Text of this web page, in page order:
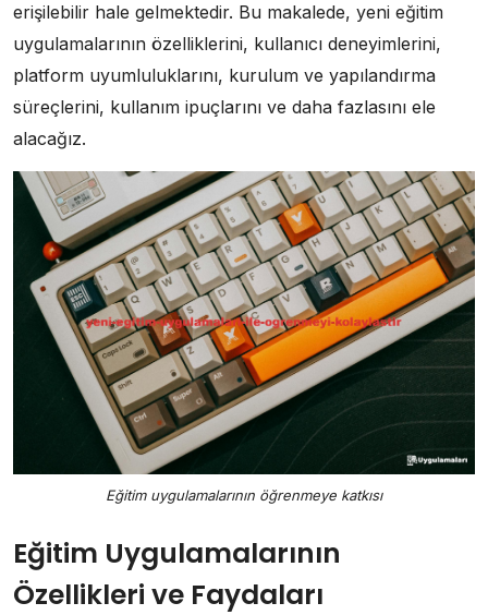
erişilebilir hale gelmektedir. Bu makalede, yeni eğitim
uygulamalarının özelliklerini, kullanıcı deneyimlerini,
platform uyumluluklarını, kurulum ve yapılandırma
süreçlerini, kullanım ipuçlarını ve daha fazlasını ele
alacağız.
Eğitim uygulamalarının öğrenmeye katkısı
Eğitim Uygulamalarının
Özellikleri ve Faydaları